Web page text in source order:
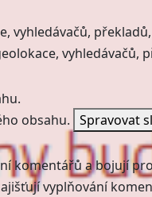
vyhledávačů, překladů,
vyhledávačů,
obsahu. Spravovat
komentářů a bojují
vyplňování